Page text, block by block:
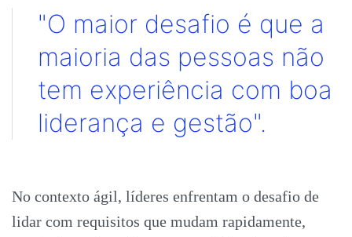
"O maior desafio é que a
maioria das pessoas não
tem experiência com boa
liderança e gestão".
No contexto ágil, líderes enfrentam o desafio de
lidar com requisitos que mudam rapidamente,